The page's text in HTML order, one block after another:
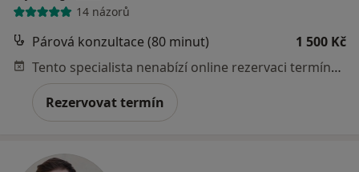
14 názorů
Párová konzultace (80 minut)
1 500 Kč
Tento specialista nenabízí online rezervaci termínu na této adrese.
Rezervovat termín